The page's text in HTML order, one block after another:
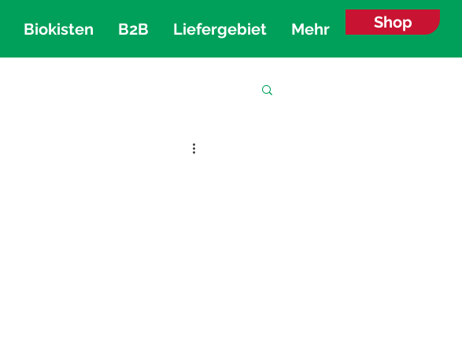
Biokisten B2B Liefergebiet Mehr Shop